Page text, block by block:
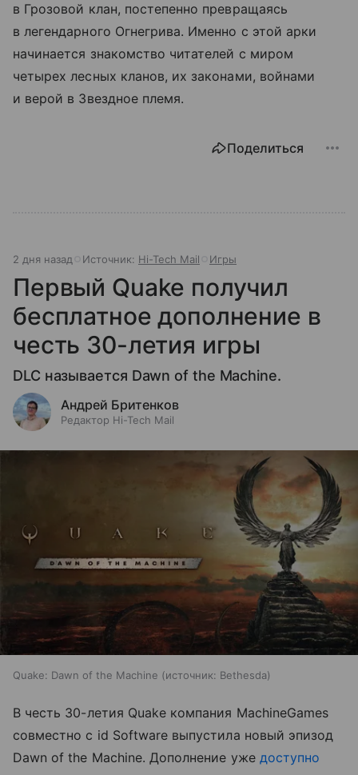
в Грозовой клан, постепенно превращаясь
в легендарного Огнегрива. Именно с этой арки
начинается знакомство читателей с миром
четырех лесных кланов, их законами, войнами
и верой в Звездное племя.
Поделиться
2 дня назад Источник: Hi-Tech Mail Игры
Первый Quake получил
бесплатное дополнение в
честь 30-летия игры
DLC называется Dawn of the Machine.
Андрей Бритенков
Редактор Hi-Tech Mail
Quake: Dawn of the Machine источник: Bethesda
В честь 30-летия Quake компания MachineGames
совместно с id Software выпустила новый эпизод
Dawn of the Machine. Дополнение уже доступно